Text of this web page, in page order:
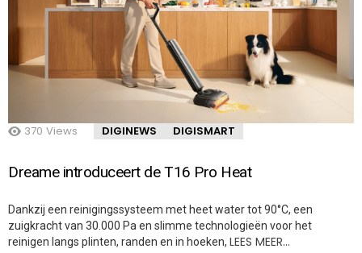
370 Views DIGINEWS DIGISMART
Dreame introduceert de T16 Pro Heat
Dankzij een reinigingssysteem met heet water tot 90°C, een
zuigkracht van 30.000 Pa en slimme technologieën voor het
reinigen langs plinten, randen en in hoeken, LEES MEER…